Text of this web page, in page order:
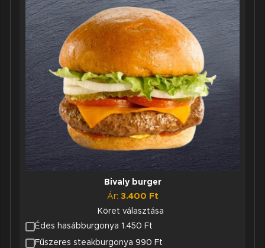
Bivaly burger
Ár: 3.400 Ft
Köret választása
Édes hasábburgonya 1.450 Ft
Fűszeres steakburgonya 990 Ft